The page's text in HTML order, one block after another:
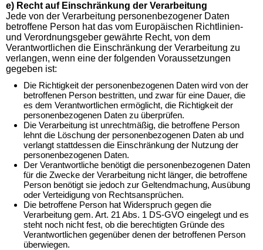
e) Recht auf Einschränkung der Verarbeitung
Jede von der Verarbeitung personenbezogener Daten
betroffene Person hat das vom Europäischen Richtlinien-
und Verordnungsgeber gewährte Recht, von dem
Verantwortlichen die Einschränkung der Verarbeitung zu
verlangen, wenn eine der folgenden Voraussetzungen
gegeben ist:
Die Richtigkeit der personenbezogenen Daten wird von der
betroffenen Person bestritten, und zwar für eine Dauer, die
es dem Verantwortlichen ermöglicht, die Richtigkeit der
personenbezogenen Daten zu überprüfen.
Die Verarbeitung ist unrechtmäßig, die betroffene Person
lehnt die Löschung der personenbezogenen Daten ab und
verlangt stattdessen die Einschränkung der Nutzung der
personenbezogenen Daten.
Der Verantwortliche benötigt die personenbezogenen Daten
für die Zwecke der Verarbeitung nicht länger, die betroffene
Person benötigt sie jedoch zur Geltendmachung, Ausübung
oder Verteidigung von Rechtsansprüchen.
Die betroffene Person hat Widerspruch gegen die
Verarbeitung gem. Art. 21 Abs. 1 DS-GVO eingelegt und es
steht noch nicht fest, ob die berechtigten Gründe des
Verantwortlichen gegenüber denen der betroffenen Person
überwiegen.